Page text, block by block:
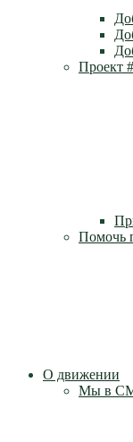
Проект
Помочь
О движении
Мы в